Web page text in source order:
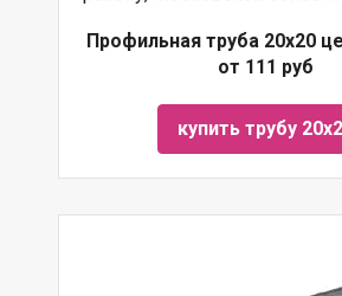
Профильная труба 20х20
от 111 руб
купить трубу